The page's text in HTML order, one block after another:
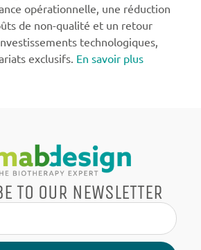
opérationnelle, une réduction
de non-qualité et un retour
technologiques,
exclusifs. En savoir plus
TO OUR NEWSLETTER